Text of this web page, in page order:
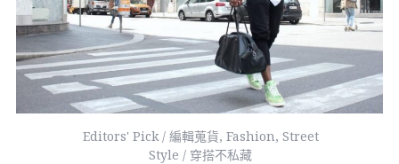
Editors' Pick / 編輯蒐貨, Fashion, Street
Style / 穿搭不私藏